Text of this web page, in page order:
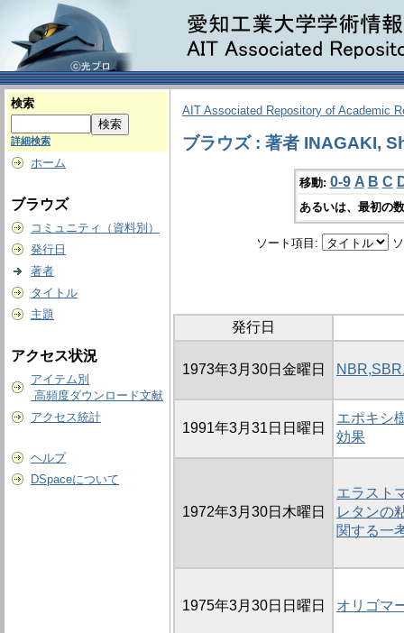
検索
詳細検索
ホーム
ブラウズ
コミュニティ（資料別）
発行日
著者
タイトル
主題
アクセス状況
アイテム別
高頻度ダウンロード文献
アクセス統計
ヘルプ
DSpaceについて
AIT Associated Repository of Academic
ブラウズ : 著者 INAGAKI,
移動: 0-9 A B C
あるいは、最初の
ソート項目:
発行日
1973年3月30日金曜日
1991年3月31日日曜日
エポキシ
効果
1972年3月30日木曜日
エラスト
レタンの
関する一
1975年3月30日日曜日 オリゴマ